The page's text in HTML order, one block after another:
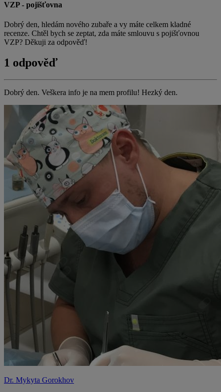
VZP - pojišťovna
Dobrý den, hledám nového zubaře a vy máte celkem kladné
recenze. Chtěl bych se zeptat, zda máte smlouvu s pojišťovnou
VZP? Děkuji za odpověď!
1 odpověď
Dobrý den. Veškera info je na mem profilu! Hezký den.
Dr. Mykyta Gorokhov